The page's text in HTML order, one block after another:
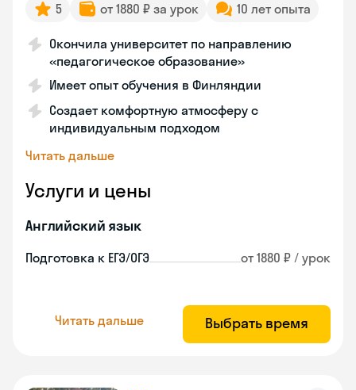
5 от 1880 ₽ за урок 10 лет опыта
Окончила университет по направлению
«педагогическое образование»
Имеет опыт обучения в Финляндии
Создает комфортную атмосферу с
индивидуальным подходом
Читать дальше
Услуги и цены
Английский язык
Подготовка к ЕГЭ/ОГЭ от 1880 ₽ / урок
Читать дальше Выбрать время